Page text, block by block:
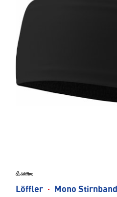
Löffler · Mono Stirnband